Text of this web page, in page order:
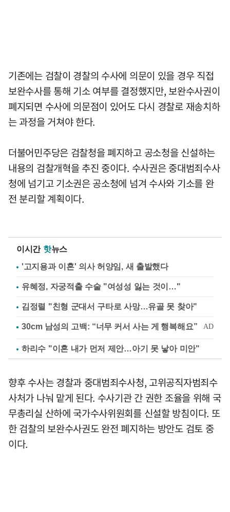
기존에는 검찰이 경찰의 수사에 의문이 있을 경우 직접
보완수사를 통해 기소 여부를 결정했지만, 보완수사권이
폐지되면 수사에 의문점이 있어도 다시 경찰로 재송치하
는 과정을 거쳐야 한다.
더불어민주당은 검찰청을 폐지하고 공소청을 신설하는
내용의 검찰개혁을 추진 중이다. 수사권은 중대범죄수사
청에 넘기고 기소권은 공소청에 넘겨 수사와 기소를 완
전 분리할 계획이다.
이시간 핫뉴스
'고지용과 이혼' 의사 허양임, 새 출발했다
유혜정, 자궁적출 수술 "여성성 잃는 것이…"
김정렬 "친형 군대서 구타로 사망…유골 못 찾아"
하리수 "이혼 내가 먼저 제안…아기 못 낳아 미안"
향후 수사는 경찰과 중대범죄수사청, 고위공직자범죄수
사처가 나눠 맡게 된다. 수사기관 간 권한 조율을 위해 국
무총리실 산하에 국가수사위원회를 신설할 방침이다. 또
한 검찰의 보완수사권도 완전 폐지하는 방안도 검토 중
이다.